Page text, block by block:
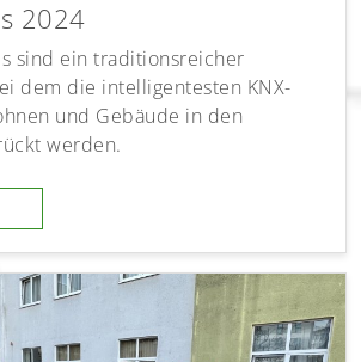
2024
sind ein traditionsreicher
dem die intelligentesten KNX-
und Gebäude in den
werden.